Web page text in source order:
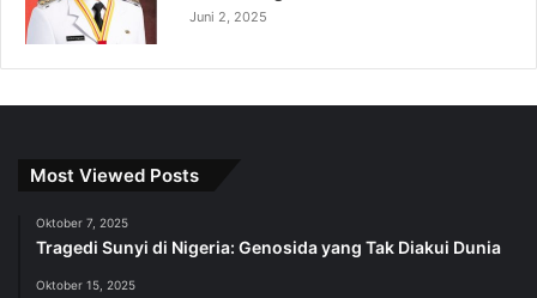
Juni 2, 2025
Most Viewed Posts
Oktober 7, 2025
Tragedi Sunyi di Nigeria: Genosida yang Tak Diakui Dunia
Oktober 15, 2025